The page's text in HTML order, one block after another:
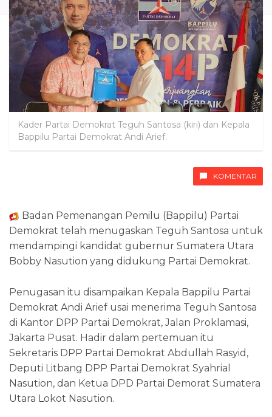
Kader Partai Demokrat Teguh Santosa (kiri) dan Kepala
Bappilu Partai Demokrat Andi Arief.
KOMENTAR
Badan Pemenangan Pemilu (Bappilu) Partai
Demokrat telah menugaskan Teguh Santosa untuk
mendampingi kandidat gubernur Sumatera Utara
Bobby Nasution yang didukung Partai Demokrat.
Penugasan itu disampaikan Kepala Bappilu Partai
Demokrat Andi Arief usai menerima Teguh Santosa
di Kantor DPP Partai Demokrat, Jalan Proklamasi,
Jakarta Pusat. Hadir dalam pertemuan itu
Sekretaris DPP Partai Demokrat Abdullah Rasyid,
Deputi Litbang DPP Partai Demokrat Syahrial
Nasution, dan Ketua DPD Partai Demorat Sumatera
Utara Lokot Nasution.